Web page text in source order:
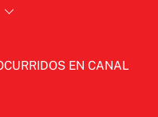
EN CANAL